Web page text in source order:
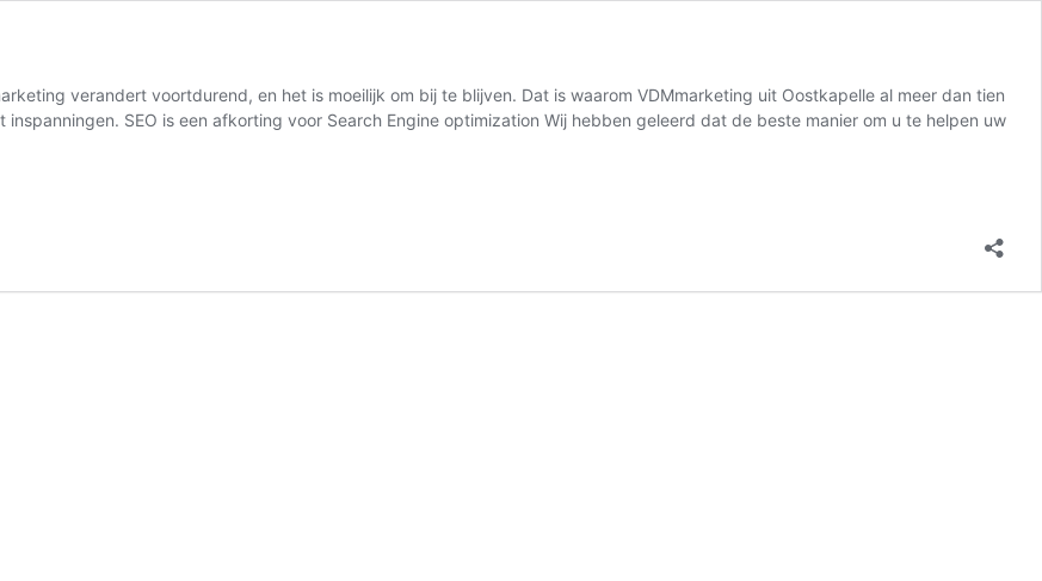
verandert voortdurend, en het is moeilijk om bij te blijven. Dat is waarom VDMmarketing uit Oostkapelle al meer dan tien
SEO is een afkorting voor Search Engine optimization Wij hebben geleerd dat de beste manier om u te helpen uw